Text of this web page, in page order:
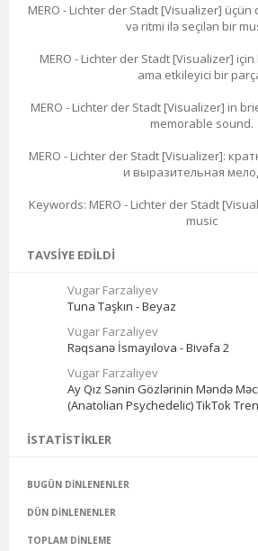
MERO - Lichter der Stadt [Visualizer] üçün
və ritmi ilə seçilən bir
MERO - Lichter der Stadt [Visualizer] için
ama etkileyici bir
MERO - Lichter der Stadt [Visualizer] in
memorable sound.
MERO - Lichter der Stadt [Visualizer]:
и выразительная
Keywords: MERO - Lichter der Stadt
music
TAVSIYE EDILDI
Vugar Farzaliyev
Tuna Taşkın - Beyaz
Vugar Farzaliyev
Rəqsanə İsmayılova - Bivəfa 2
Vugar Farzaliyev
Ay Qız Sənin Gözlərinin Məndə
(Anatolian Psychedelic) TikTok
İSTATISTIKLER
BUGÜN DINLENENLER
DÜN DINLENENLER
TOPLAM DINLEME